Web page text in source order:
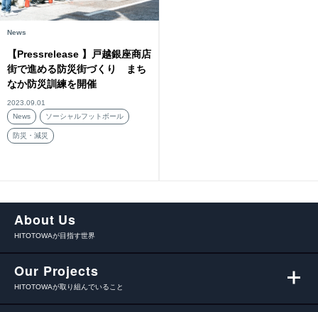
News
【Pressrelease 】戸越銀座商店
街で進める防災街づくり まち
なか防災訓練を開催
2023.09.01
News
ソーシャルフットボール
防災・減災
About Us
HITOTOWAが目指す世界
Our Projects
HITOTOWAが取り組んでいること